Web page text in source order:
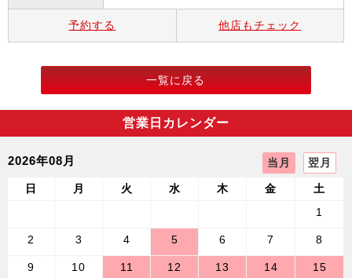
予約する 他店もチェック
一覧に戻る
営業日カレンダー
2026年08月 翌月
当月
日 月 火 水 木 金
土
1
2 3 4 5 6 7 8
9 10 11 12 13 14 15